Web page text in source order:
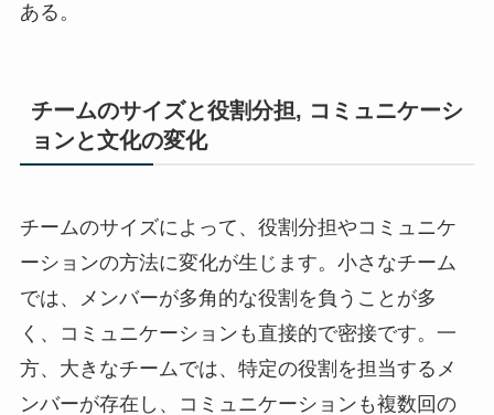
ある。
チームのサイズと役割分担, コミュニケーシ
ョンと文化の変化
チームのサイズによって、役割分担やコミュニケ
ーションの方法に変化が生じます。小さなチーム
では、メンバーが多角的な役割を負うことが多
く、コミュニケーションも直接的で密接です。一
方、大きなチームでは、特定の役割を担当するメ
ンバーが存在し、コミュニケーションも複数回の